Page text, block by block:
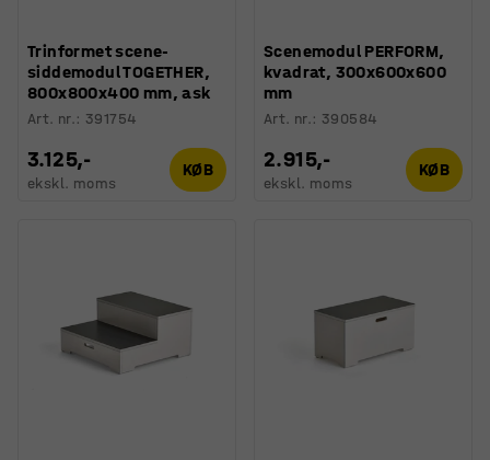
Trinformet scene-
siddemodul TOGETHER,
800x800x400 mm, ask
Art. nr.: 391754
3.125,-
ekskl. moms
KØB
Scenemodul PERFORM,
kvadrat, 300x600x600
mm
Art. nr.: 390584
2.915,-
ekskl. moms
KØB